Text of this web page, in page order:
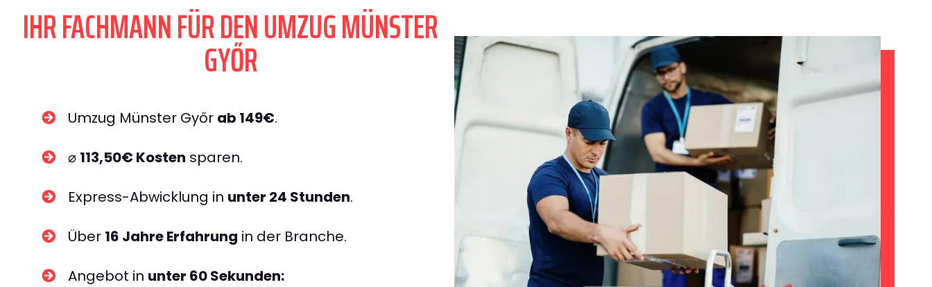
IHR FACHMANN FÜR DEN UMZUG MÜNSTER
GYŐR
Umzug Münster Győr ab 149€.
⌀ 113,50€ Kosten sparen.
Express-Abwicklung in unter 24 Stunden.
Über 16 Jahre Erfahrung in der Branche.
Angebot in unter 60 Sekunden: